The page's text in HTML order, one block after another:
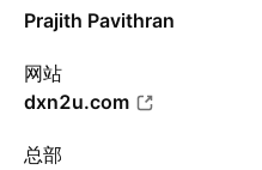
Prajith Pavithran
网站
dxn2u.com
总部